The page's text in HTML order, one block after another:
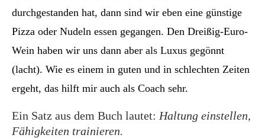
durchgestanden hat, dann sind wir eben eine günstige
Pizza oder Nudeln essen gegangen. Den Dreißig-Euro-
Wein haben wir uns dann aber als Luxus gegönnt
(lacht). Wie es einem in guten und in schlechten Zeiten
ergeht, das hilft mir auch als Coach sehr.
Ein Satz aus dem Buch lautet: Haltung einstellen,
Fähigkeiten trainieren.